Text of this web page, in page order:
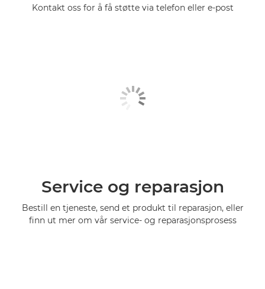
Kontakt oss for å få støtte via telefon eller e-post
Service og reparasjon
Bestill en tjeneste, send et produkt til reparasjon, eller
finn ut mer om vår service- og reparasjonsprosess